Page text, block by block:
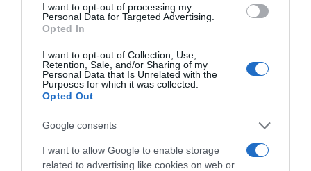
I want to opt-out of processing my
Personal Data for Targeted Advertising.
Opted In
I want to opt-out of Collection, Use,
Retention, Sale, and/or Sharing of my
Personal Data that Is Unrelated with the
Purposes for which it was collected.
Opted Out
Google consents
I want to allow Google to enable storage
related to advertising like cookies on web or
ΔΕΥΤΕΡΑ – ΡΕΜΟΣ ΑΝΤΩΝΗΣ